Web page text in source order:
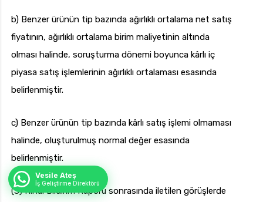
b) Benzer ürünün tip bazında ağırlıklı ortalama net satış
fiyatının, ağırlıklı ortalama birim maliyetinin altında
olması halinde, soruşturma dönemi boyunca kârlı iç
piyasa satış işlemlerinin ağırlıklı ortalaması esasında
belirlenmiştir.
c) Benzer ürünün tip bazında kârlı satış işlemi olmaması
halinde, oluşturulmuş normal değer esasında
belirlenmiştir.
(3) Nihai Bildirim Raporu sonrasında iletilen görüşlerde
Vesile Ateş
İş Geliştirme Direktörü